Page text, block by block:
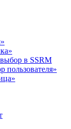
в SSRM